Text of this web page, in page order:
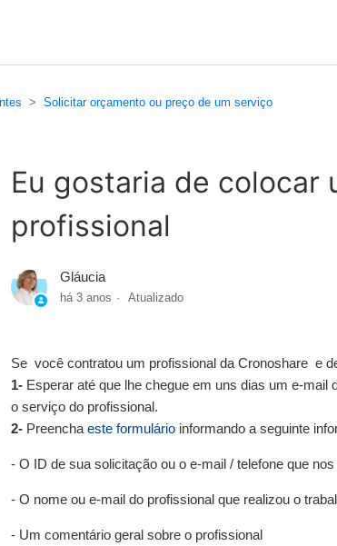
Solicitar orçamento ou preço de um serviço
Eu gostaria de colocar
profissional
Gláucia
há 3 anos Atualizado
Se você contratou um profissional da Cronoshare e
1- Esperar até que lhe chegue em uns dias um e-
o serviço do profissional.
2- Preenchaeste formulário informando a seguinte
- O ID de sua solicitação ou o e-mail / telefone que
- O nome ou e-mail do profissional que realizou o
- Um comentário geral sobre o profissional